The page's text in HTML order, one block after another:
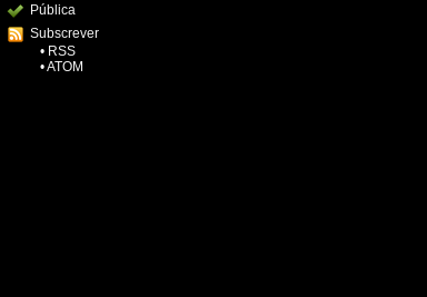
Pública
Subscrever
• RSS
•ATOM